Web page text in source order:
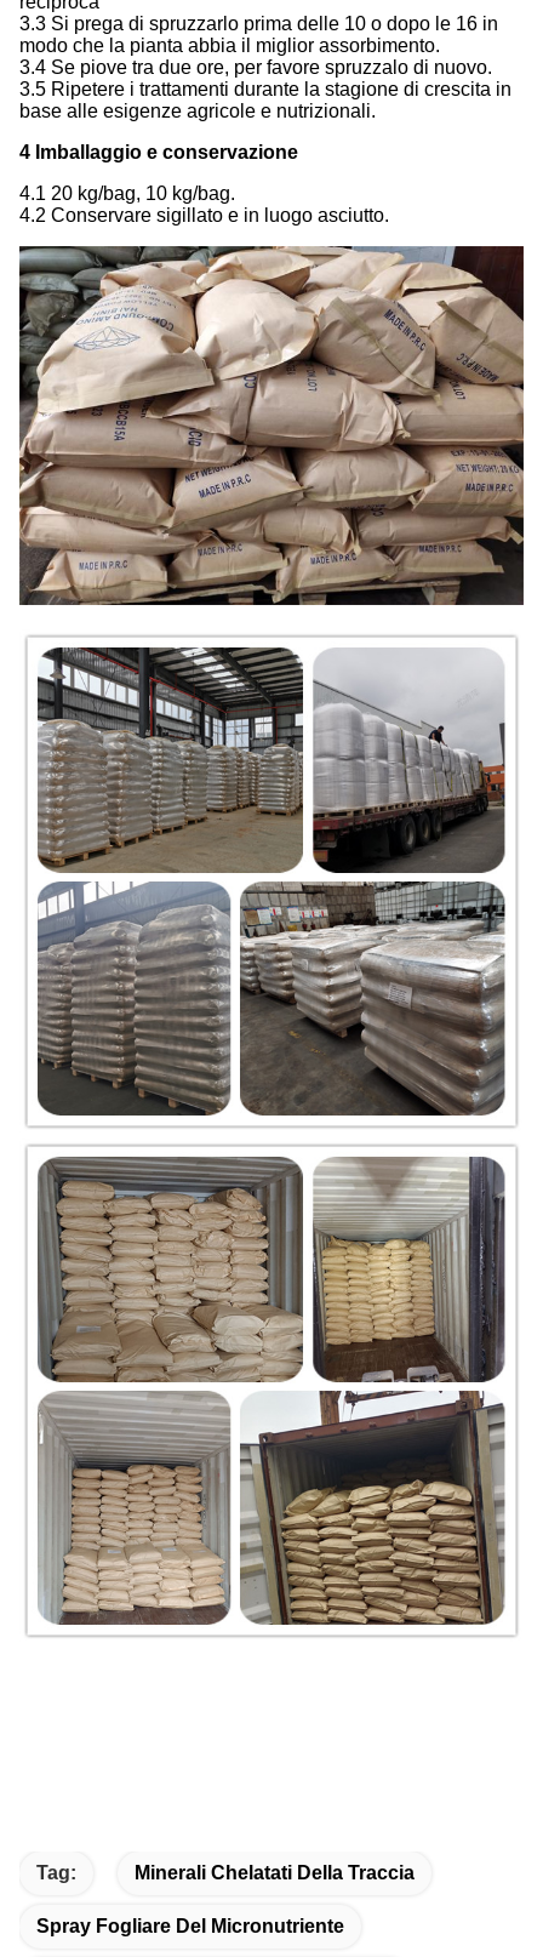
3.3 Si prega di spruzzarlo prima delle 10 o dopo le 16 in
modo che la pianta abbia il miglior assorbimento.
3.4 Se piove tra due ore, per favore spruzzalo di nuovo.
3.5 Ripetere i trattamenti durante la stagione di crescita in
base alle esigenze agricole e nutrizionali.
4 Imballaggio e conservazione
4.1 20 kg/bag, 10 kg/bag.
4.2 Conservare sigillato e in luogo asciutto.
Tag: Minerali Chelatati Della Traccia
Spray Fogliare Del Micronutriente